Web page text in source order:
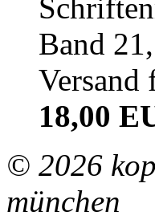
Band
18,00
© 2026
münchen